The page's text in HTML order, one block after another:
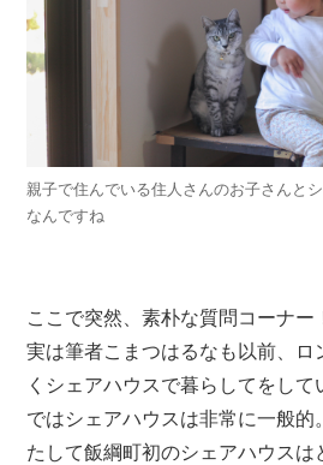
親子で住んでいる住人さんのお子さんと
なんですね
ここで突然、素朴な質問コーナー
実は筆者こまつはるなも以前、ロ
くシェアハウスで暮らしてをし
ではシェアハウスは非常に一般的
たして飯綱町初のシェアハウスは